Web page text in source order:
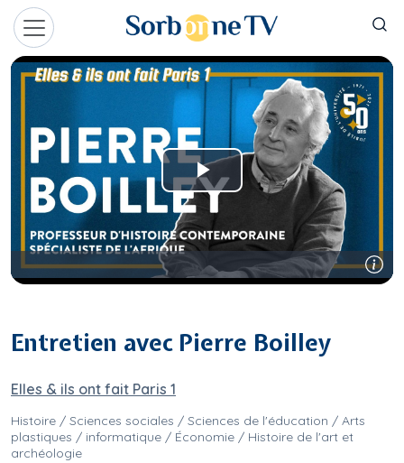
Aller au contenu principal
Entretien avec Pierre Boilley
Elles & ils ont fait Paris 1
Histoire / Sciences sociales / Sciences de l'éducation / Arts
plastiques / informatique / Économie / Histoire de l'art et
archéologie
Panneau de gestion des cookies